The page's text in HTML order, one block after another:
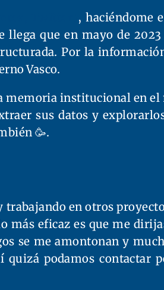
, haciéndome
llega que en mayo de
Por la
Vasco.
memoria institucional en
sus datos y
🥳.
en otros
más eficaz es que me
se me amontonan y
podamos contactar